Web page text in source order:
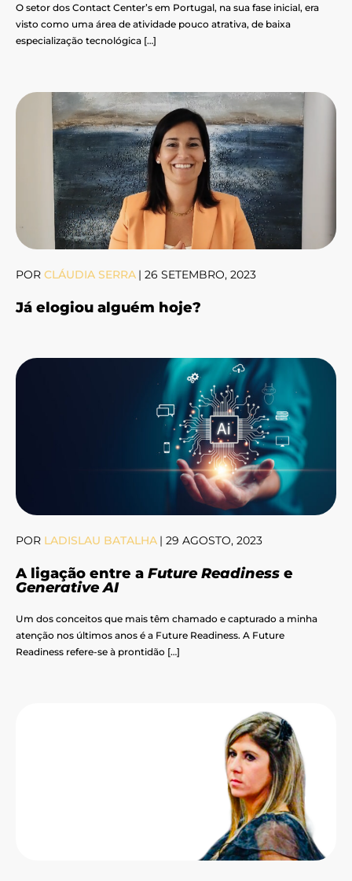
O setor dos Contact Center’s em Portugal, na sua fase inicial, era
visto como uma área de atividade pouco atrativa, de baixa
especialização tecnológica […]
POR CLÁUDIA SERRA | 26 SETEMBRO, 2023
Já elogiou alguém hoje?
POR LADISLAU BATALHA | 29 AGOSTO, 2023
A ligação entre a Future Readiness e
Generative AI
Um dos conceitos que mais têm chamado e capturado a minha
atenção nos últimos anos é a Future Readiness. A Future
Readiness refere-se à prontidão […]